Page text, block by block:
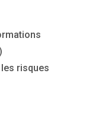
risques